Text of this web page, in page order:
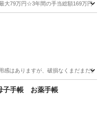
大79万円☆3年間の手当総額169万円
感はありますが、破損なくまだまだ
品
子手帳 お薬手帳